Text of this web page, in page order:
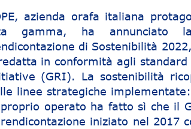
azienda orafa italiana
gamma, ha annunciato
di Sostenibilità
in conformità agli
(GRI). La sostenibilità
linee strategiche
operato ha fatto sì che il
iniziato nel 2017